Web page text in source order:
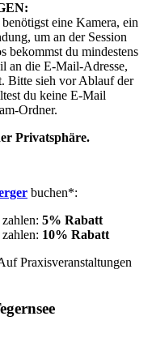
eine Kamera, ein
um an der Session
bekommst du mindestens
an die E-Mail-Adresse,
Bitte sieh vor Ablauf der
du keine E-Mail
Ordner.
Privatsphäre.
buchen*:
5% Rabatt
10% Rabatt
Praxisveranstaltungen